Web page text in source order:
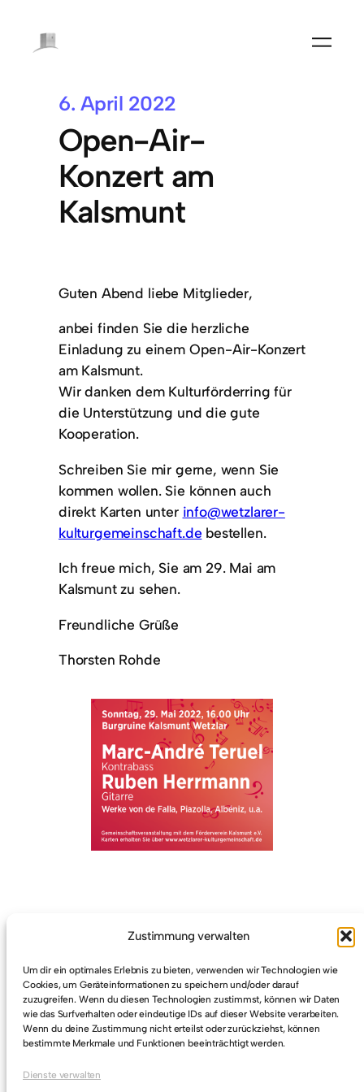
Zustimmung verwalten
Um dir ein optimales Erlebnis zu bieten, verwenden wir Technologien wie
Cookies, um Geräteinformationen zu speichern und/oder darauf
zuzugreifen. Wenn du diesen Technologien zustimmst, können wir Daten
wie das Surfverhalten oder eindeutige IDs auf dieser Website verarbeiten.
Wenn du deine Zustimmung nicht erteilst oder zurückziehst, können
bestimmte Merkmale und Funktionen beeinträchtigt werden.
Dienste verwalten
6. April 2022
Open-Air-
Konzert am
Kalsmunt
Guten Abend liebe Mitglieder,
anbei finden Sie die herzliche
Einladung zu einem Open-Air-Konzert
am Kalsmunt.
Wir danken dem Kulturförderring für
die Unterstützung und die gute
Kooperation.
Schreiben Sie mir gerne, wenn Sie
kommen wollen. Sie können auch
direkt Karten unter info@wetzlarer-
kulturgemeinschaft.de bestellen.
Ich freue mich, Sie am 29. Mai am
Kalsmunt zu sehen.
Freundliche Grüße
Thorsten Rohde
Freischnittaktion am Kalsmunt
Offener Kalsmunt